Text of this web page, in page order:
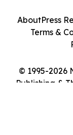
© 1995-2026
Publishing &
AboutPress
Terms &